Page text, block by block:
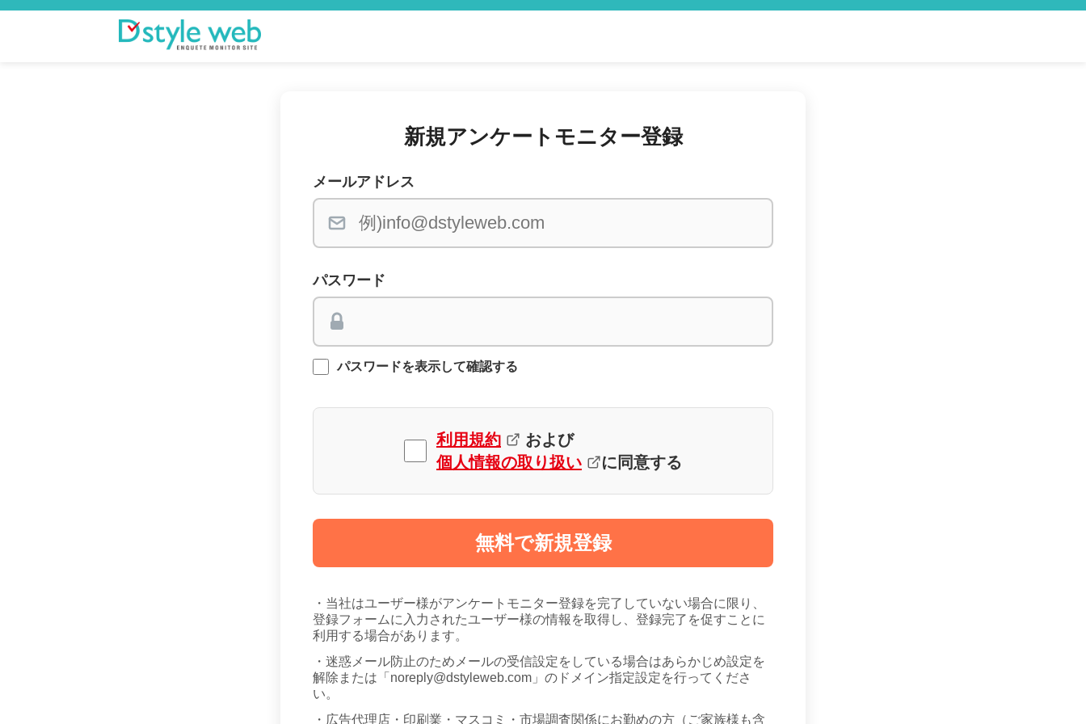
新規アンケートモニター登録
メールアドレス
パスワード
パスワードを表示して確認する
利用規約
および
個人情報の取り扱い
に同意する
無料で新規登録
・当社はユーザー様がアンケートモニター登録を完了していない場合に限り、
登録フォームに入力されたユーザー様の情報を取得し、登録完了を促すことに
利用する場合があります。
・迷惑メール防止のためメールの受信設定をしている場合はあらかじめ設定を
解除または「noreply@dstyleweb.com」のドメイン指定設定を行ってくださ
い。
・広告代理店・印刷業・マスコミ・市場調査関係にお勤めの方（ご家族様も含